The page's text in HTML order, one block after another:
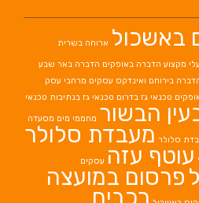
באשכול ארוחה בשרית
מקצוע הדברה באופקים הדברה באר שבע
בירוחם ואינדקס עסקים מרחבי עסק
טכנאי גז בדרום טכנאי גז בנתיבות טכנאי
הבשור מחממי מים מסעדה
סלולר מעבדת סלולר
עוטף עזה עסקים
פרסום במועצה
רכבים